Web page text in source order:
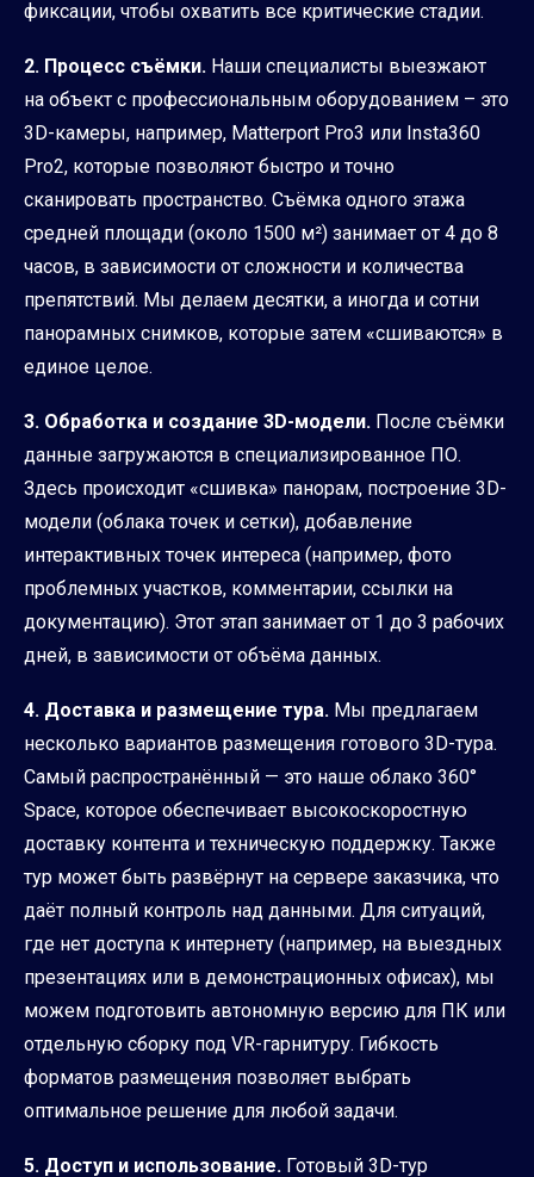
фиксации, чтобы охватить все критические стадии.
2. Процесс съёмки. Наши специалисты выезжают
на объект с профессиональным оборудованием – это
3D-камеры, например, Matterport Pro3 или Insta360
Pro2, которые позволяют быстро и точно
сканировать пространство. Съёмка одного этажа
средней площади (около 1500 м²) занимает от 4 до 8
часов, в зависимости от сложности и количества
препятствий. Мы делаем десятки, а иногда и сотни
панорамных снимков, которые затем «сшиваются» в
единое целое.
3. Обработка и создание 3D-модели. После съёмки
данные загружаются в специализированное ПО.
Здесь происходит «сшивка» панорам, построение 3D-
модели (облака точек и сетки), добавление
интерактивных точек интереса (например, фото
проблемных участков, комментарии, ссылки на
документацию). Этот этап занимает от 1 до 3 рабочих
дней, в зависимости от объёма данных.
4. Доставка и размещение тура. Мы предлагаем
несколько вариантов размещения готового 3D-тура.
Самый распространённый — это наше облако 360°
Space, которое обеспечивает высокоскоростную
доставку контента и техническую поддержку. Также
тур может быть развёрнут на сервере заказчика, что
даёт полный контроль над данными. Для ситуаций,
где нет доступа к интернету (например, на выездных
презентациях или в демонстрационных офисах), мы
можем подготовить автономную версию для ПК или
отдельную сборку под VR-гарнитуру. Гибкость
форматов размещения позволяет выбрать
оптимальное решение для любой задачи.
5. Доступ и использование. Готовый 3D-тур